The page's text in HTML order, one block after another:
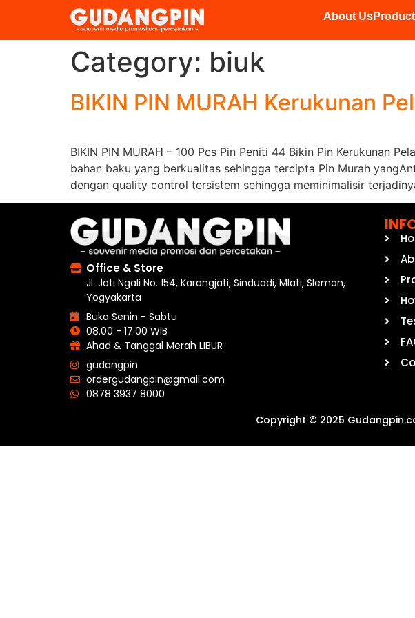
About UsProduct
Category: biuk
BIKIN PIN MURAH Kerukunan
BIKIN PIN MURAH – 100 Pcs Pin Peniti 44 Bikin Pin Kerukunan
bahan baku yang berkualitas sehingga tercipta Pin Murah
dengan quality control tersistem sehingga meminimalisir
Office & Store
Jl. Jati Ngali No. 154, Karangjati, Sinduadi, Mlati, Sleman,
Yogyakarta
Buka Senin - Sabtu
08.00 - 17.00 WIB
Ahad & Tanggal Merah LIBUR
gudangpin
ordergudangpin@gmail.com
0878 3937 8000
Copyright © 2025